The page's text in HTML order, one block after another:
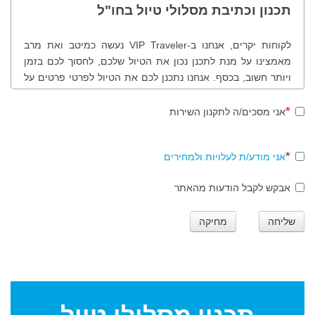
תכנון וכתיבת מסלולי טיול בחו"ל
לקוחות יקרים, אנחנו ב-VIP Traveler נעשה כמיטב ואת מרב
מאמצינו על מנת לתכנן נכון את הטיול שלכם, לחסוך לכם בזמן
ויותר חשוב, בכסף. אנחנו נתכנן לכם את הטיול לפרטי פרטים על
במקומות שונים ולמעשה נכוון אתכם נכון בטיול שלכם. לנוחותכם
שלב ראשון
סגירת הזמנת המסלול - חתימה הדדית על הזמנת עבודה. ביצוע
אתגריים מודרכים או טיולים אתגריים הדורשים למשל השכרת
אני מסכים/ה לתקנון השירות
אני מודע/ת לעלויות ולמחירים
אבקש לקבל הודעות מהאתר
שליחה מחיקה